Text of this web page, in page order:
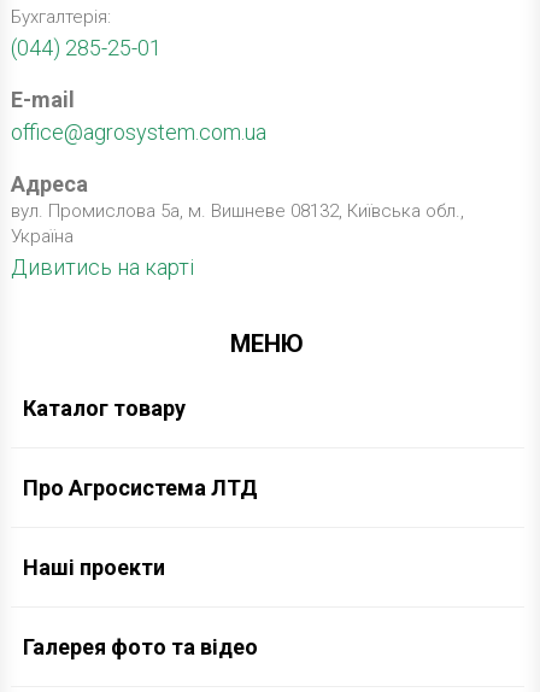
Бухгалтерія:
(044) 285-25-01
E-mail
office@agrosystem.com.ua
Адреса
вул. Промислова 5а, м. Вишневе 08132, Київська обл.,
Україна
Дивитись на карті
МЕНЮ
Каталог товару
Про Агросистема ЛТД
Наші проекти
Галерея фото та відео